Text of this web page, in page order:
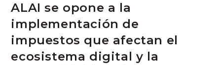
ALAI se opone a la
implementación de
impuestos que afectan el
ecosistema digital y la